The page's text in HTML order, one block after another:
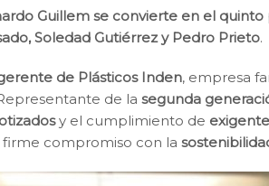
Guillem se convierte en el
Soledad Gutiérrez y Pedro Prieto.
de Plásticos Inden, empresa
de la segunda
y el cumplimiento de
compromiso con la